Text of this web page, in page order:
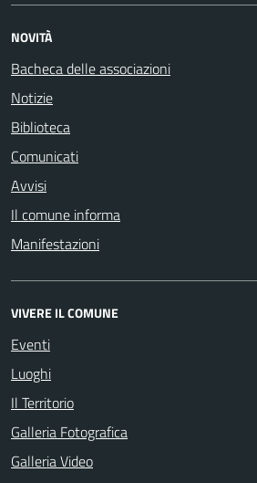
NOVITÀ
Bacheca delle associazioni
Notizie
Biblioteca
Comunicati
Avvisi
Il comune informa
Manifestazioni
VIVERE IL COMUNE
Eventi
Luoghi
Il Territorio
Galleria Fotografica
Galleria Video